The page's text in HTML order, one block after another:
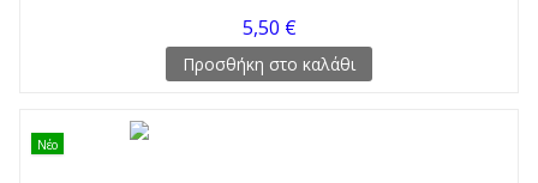
5,50 €
Προσθήκη στο καλάθι
Νέο